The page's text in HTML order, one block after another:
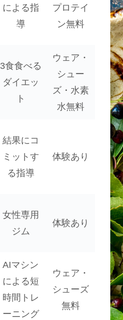
による指
導
プロテイ
ン無料
3食食べる
ダイエッ
ト
ウェア・
シュー
ズ・水素
水無料
結果にコ
ミットす
る指導
体験あり
女性専用
ジム
体験あり
AIマシン
による短
時間トレ
ーニング
ウェア・
シューズ
無料